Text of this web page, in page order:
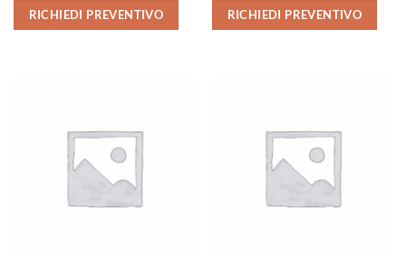
RICHIEDI PREVENTIVO RICHIEDI PREVENTIVO